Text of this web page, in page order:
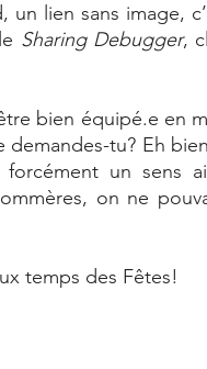
un lien sans image,
Sharing Debugger,
bien équipé.e en
demandes-tu? Eh
un sens
on ne
temps des Fêtes!